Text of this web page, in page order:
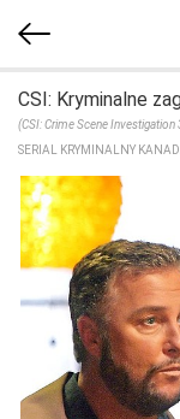
CSI: Kryminalne
(CSI: Crime Scene Investigation
SERIAL KRYMINALNY